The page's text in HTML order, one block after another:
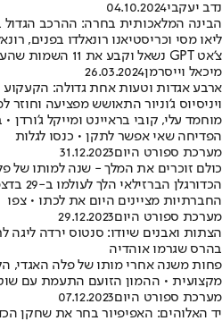
נדב יעקבי04.10.2024
הבינה המלאכותית בחרה: ההרכב הגדול
ליאו מסי וכריסטיאנו רונאלדו בפנים,
צ'אט GPT נשאל וקבע את 11 השמות שהענף לא ישכח לעולם
מיכאל וייסרמן26.03.2024
ארבע אגדות וטעות אחת גדולה: הקעקוע
ויניסיוס ג'וניור התאושש מפציעה וחוזר
מוחמד עלי, קובי בראיינט ומייקל
הפדיחה שאי אפשר לתקן • כנסו לגלות
מערכת ספורט היום31.12.2023
כולם זוכרים את המלך - שנה למותו של
החברתיות מציינים היום את לכתו • צפו
מערכת ספורט היום29.12.2023
בהרס שגרמו אוהדיה
פחות משנה אחרי מותו של פלה האגדי,
מקצועית • ההמון הזועם התעמת עם
מערכת ספורט היום07.12.2023
יד האלוהים: האפיפיור בחר את שחקן